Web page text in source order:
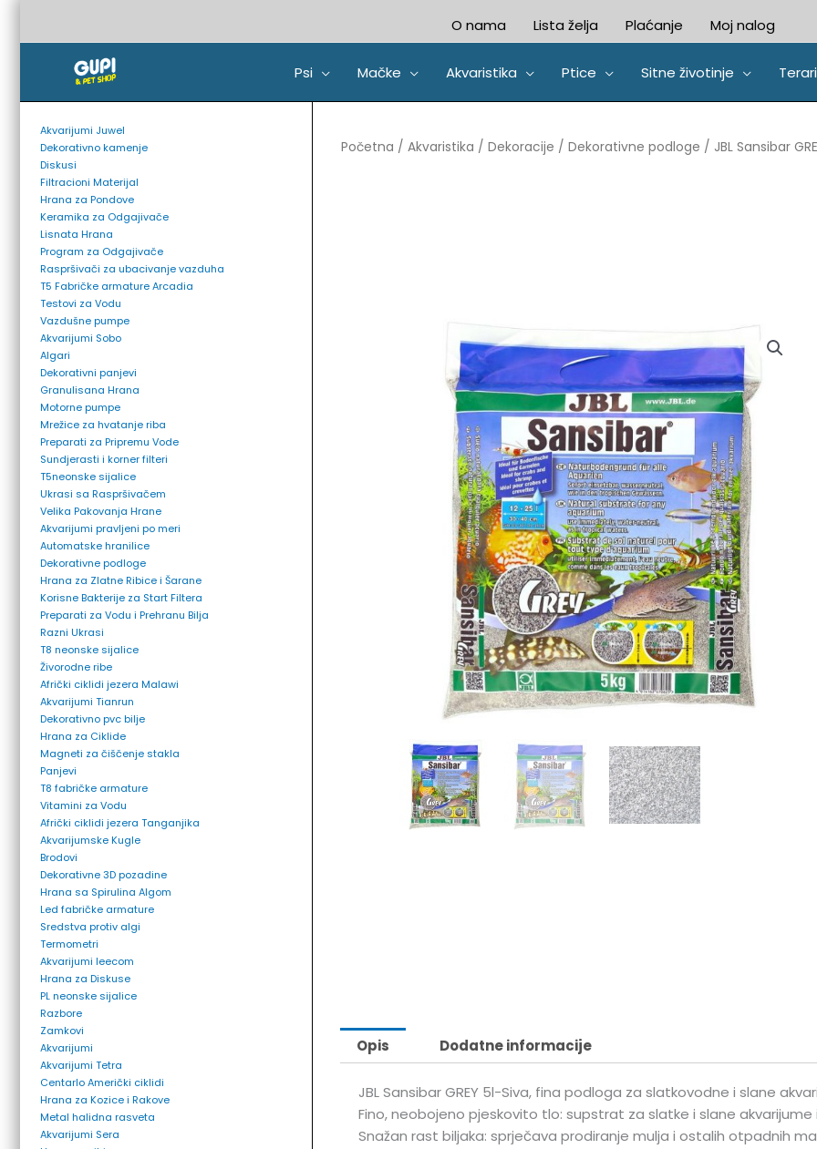
O nama Lista želja Plaćanje Moj nalog
Psi Mačke Akvaristika Ptice Sitne životinje
Akvarijumi Juwel
Dekorativno kamenje
Diskusi
Filtracioni Materijal
Hrana za Pondove
Keramika za Odgajivače
Lisnata Hrana
Program za Odgajivače
Raspršivači za ubacivanje vazduha
T5 Fabričke armature Arcadia
Testovi za Vodu
Vazdušne pumpe
Akvarijumi Sobo
Algari
Dekorativni panjevi
Granulisana Hrana
Motorne pumpe
Mrežice za hvatanje riba
Preparati za Pripremu Vode
Sundjerasti i korner filteri
T5neonske sijalice
Ukrasi sa Raspršivačem
Velika Pakovanja Hrane
Akvarijumi pravljeni po meri
Automatske hranilice
Dekorativne podloge
Hrana za Zlatne Ribice i Šarane
Korisne Bakterije za Start Filtera
Preparati za Vodu i Prehranu Bilja
Razni Ukrasi
T8 neonske sijalice
Živorodne ribe
Afrički ciklidi jezera Malawi
Akvarijumi Tianrun
Dekorativno pvc bilje
Hrana za Ciklide
Magneti za čiščenje stakla
Panjevi
T8 fabričke armature
Vitamini za Vodu
Afrički ciklidi jezera Tanganjika
Akvarijumske Kugle
Brodovi
Dekorativne 3D pozadine
Hrana sa Spirulina Algom
Led fabričke armature
Sredstva protiv algi
Termometri
Akvarijumi leecom
Hrana za Diskuse
PL neonske sijalice
Razbore
Zamkovi
Akvarijumi
Akvarijumi Tetra
Centarlo Američki ciklidi
Hrana za Kozice i Rakove
Metal halidna rasveta
Akvarijumi Sera
Početna / Akvaristika / Dekoracije / Dekorativne podloge / JBL Sansibar
Opis Dodatne informacije
JBL Sansibar GREY 5l-Siva, fina podloga za slatkovodne i slane
Fino, neobojeno pjeskovito tlo: supstrat za slatke i slane
Snažan rast biljaka: sprječava prodiranje mulja i ostalih otpadnih